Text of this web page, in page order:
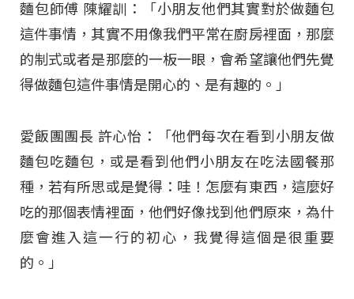
麵包師傅 陳耀訓：「小朋友他們其實對於做麵包
這件事情，其實不用像我們平常在廚房裡面，那麼
的制式或者是那麼的一板一眼，會希望讓他們先覺
得做麵包這件事情是開心的、是有趣的。」
愛飯團團長 許心怡：「他們每次在看到小朋友做
麵包吃麵包，或是看到他們小朋友在吃法國餐那
種，若有所思或是覺得：哇！怎麼有東西，這麼好
吃的那個表情裡面，他們好像找到他們原來，為什
麼會進入這一行的初心，我覺得這個是很重要
的。」